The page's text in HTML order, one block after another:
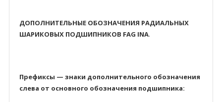
ДОПОЛНИТЕЛЬНЫЕ ОБОЗНАЧЕНИЯ РАДИАЛЬНЫХ
ШАРИКОВЫХ ПОДШИПНИКОВ FAG INA.
Префиксы — знаки дополнительного обозначения
слева от основного обозначения подшипника: